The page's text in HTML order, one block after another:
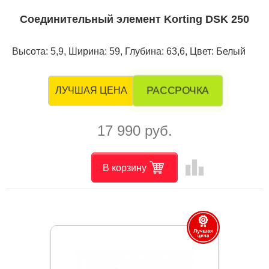
Соединительный элемент Korting DSK 250
Высота: 5,9, Ширина: 59, Глубина: 63,6, Цвет: Белый
ЛУЧШАЯ ЦЕНА РАССРОЧКА
17 990 руб.
В корзину leaderboard